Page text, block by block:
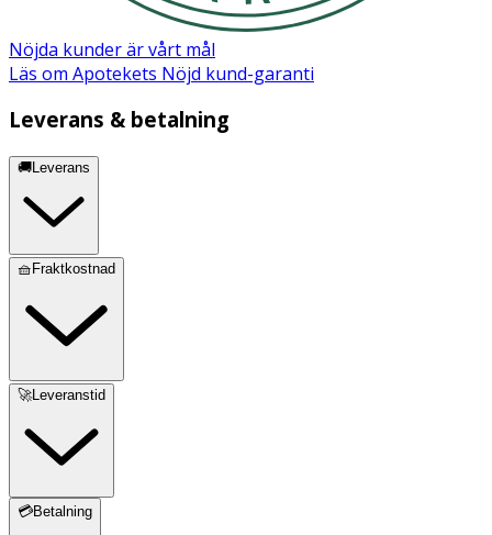
Nöjda kunder är vårt mål
Läs om Apotekets Nöjd kund-garanti
Leverans & betalning
🚚Leverans
🧺Fraktkostnad
🚀Leveranstid
💳Betalning